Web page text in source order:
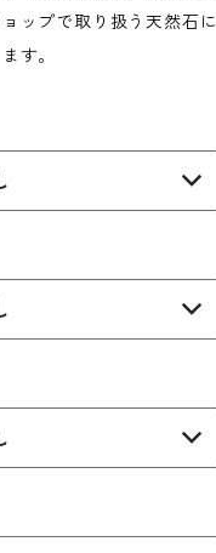
ップで取り扱う天然石に
す。